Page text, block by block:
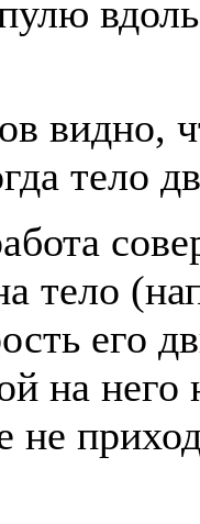
вдоль
видно,
тело
тело
его
на него
не